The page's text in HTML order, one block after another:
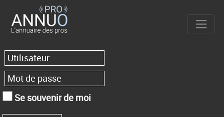
Se souvenir de moi